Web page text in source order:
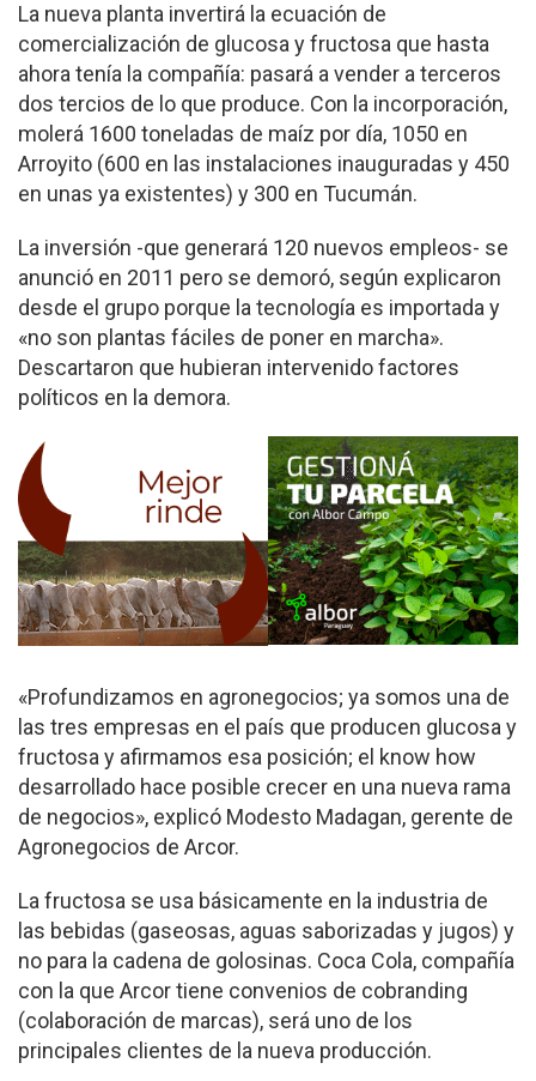
La nueva planta invertirá la ecuación de
comercialización de glucosa y fructosa que hasta
ahora tenía la compañía: pasará a vender a terceros
dos tercios de lo que produce. Con la incorporación,
molerá 1600 toneladas de maíz por día, 1050 en
Arroyito (600 en las instalaciones inauguradas y 450
en unas ya existentes) y 300 en Tucumán.
La inversión -que generará 120 nuevos empleos- se
anunció en 2011 pero se demoró, según explicaron
desde el grupo porque la tecnología es importada y
«no son plantas fáciles de poner en marcha».
Descartaron que hubieran intervenido factores
políticos en la demora.
«Profundizamos en agronegocios; ya somos una de
las tres empresas en el país que producen glucosa y
fructosa y afirmamos esa posición; el know how
desarrollado hace posible crecer en una nueva rama
de negocios», explicó Modesto Madagan, gerente de
Agronegocios de Arcor.
La fructosa se usa básicamente en la industria de
las bebidas (gaseosas, aguas saborizadas y jugos) y
no para la cadena de golosinas. Coca Cola, compañía
con la que Arcor tiene convenios de cobranding
(colaboración de marcas), será uno de los
principales clientes de la nueva producción.